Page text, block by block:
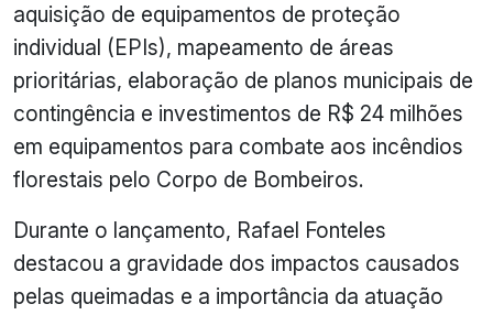
aquisição de equipamentos de proteção
individual (EPIs), mapeamento de áreas
prioritárias, elaboração de planos municipais de
contingência e investimentos de R$ 24 milhões
em equipamentos para combate aos incêndios
florestais pelo Corpo de Bombeiros.
Durante o lançamento, Rafael Fonteles
destacou a gravidade dos impactos causados
pelas queimadas e a importância da atuação